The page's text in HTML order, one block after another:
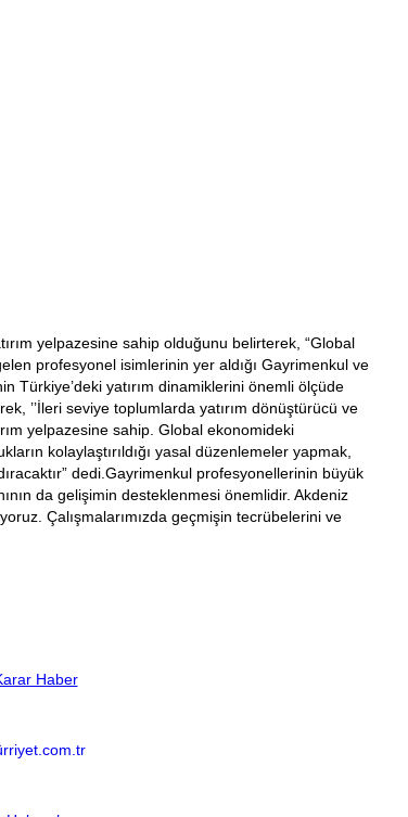
yelpazesine sahip olduğunu belirterek, “Global
profesyonel isimlerinin yer aldığı Gayrimenkul ve
Türkiye’deki yatırım dinamiklerini önemli ölçüde
’’İleri seviye toplumlarda yatırım dönüştürücü ve
yelpazesine sahip. Global ekonomideki
kolaylaştırıldığı yasal düzenlemeler yapmak,
dedi.Gayrimenkul profesyonellerinin büyük
da gelişimin desteklenmesi önemlidir. Akdeniz
Çalışmalarımızda geçmişin tecrübelerini ve
Haber